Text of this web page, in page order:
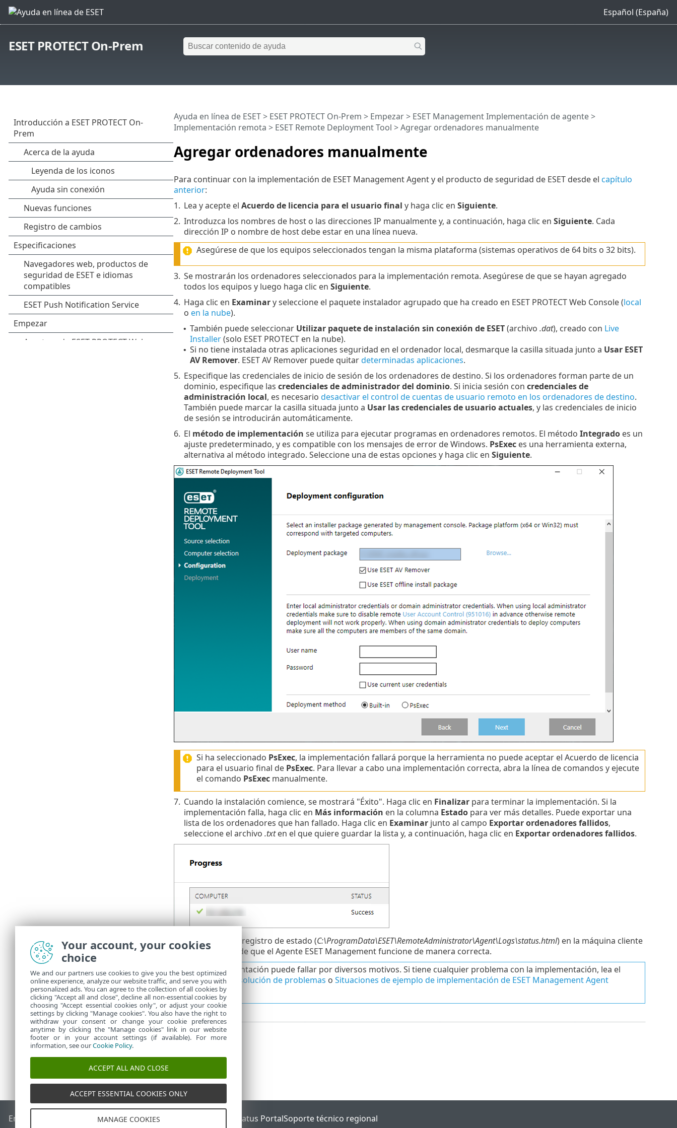
Español (España)
ESET PROTECT On-Prem
Agregar ordenadores manualmente
Ayuda en línea de ESET> ESET PROTECT On-Prem > Empezar> ESET Management Implementación de agente>
Implementación remota > ESET Remote Deployment Tool > Agregar ordenadores manualmente
Para continuar con la implementación de ESET Management Agent y el producto de seguridad de ESET desde el capítulo
anterior:
1. Lea y acepte el Acuerdo de licencia para el usuario final y haga clic en Siguiente.
2. Introduzca los nombres de host o las direcciones IP manualmente y, a continuación, haga clic en Siguiente. Cada
dirección IP o nombre de host debe estar en una línea nueva.
Asegúrese de que los equipos seleccionados tengan la misma plataforma (sistemas operativos de 64 bits o 32 bits).
3. Se mostrarán los ordenadores seleccionados para la implementación remota. Asegúrese de que se hayan agregado
todos los equipos y luego haga clic en Siguiente.
4. Haga clic en Examinary seleccione el paquete instalador agrupado que ha creado en ESET PROTECT Web Console (local
o en la nube).
• También puede seleccionar Utilizar paquete de instalación sin conexión de ESET(archivo .dat), creado con Live
Installer(solo ESET PROTECT en la nube).
• Si no tiene instalada otras aplicaciones seguridad en el ordenador local, desmarque la casilla situada junto a Usar ESET
AV Remover. ESET AV Remover puede quitardeterminadas aplicaciones.
5. Especifique las credenciales de inicio de sesión de los ordenadores de destino. Si los ordenadores forman parte de un
dominio, especifique las credenciales de administrador del dominio. Si inicia sesión con credenciales de
administración local, es necesario desactivar el control de cuentas de usuario remoto en los ordenadores de destino.
También puede marcar la casilla situada junto a Usar las credenciales de usuario actuales, y las credenciales de inicio
de sesión se introducirán automáticamente.
6. El método de implementación se utiliza para ejecutar programas en ordenadores remotos. El método Integradoes un
ajuste predeterminado, y es compatible con los mensajes de error de Windows. PsExeces una herramienta externa,
alternativa al método integrado. Seleccione una de estas opciones y haga clic en Siguiente.
Si ha seleccionado PsExec, la implementación fallará porque la herramienta no puede aceptar el Acuerdo de licencia
para el usuario final de PsExec. Para llevar a cabo una implementación correcta, abra la línea de comandos y ejecute
el comando PsExecmanualmente.
7. Cuando la instalación comience, se mostrará "Éxito". Haga clic en Finalizarpara terminar la implementación. Si la
implementación falla, haga clic en Más información en la columna Estadopara ver más detalles. Puede exportar una
lista de los ordenadores que han fallado. Haga clic en Examinarjunto al campo Exportar ordenadores fallidos,
seleccione el archivo .txten el que quiere guardar la lista y, a continuación, haga clic en Exportar ordenadores fallidos.
Puede verificar el registro de estado (C:\ProgramData\ESET\RemoteAdministrator\Agent\Logs\status.html) en la máquina cliente
para asegurarse de que el Agente ESET Management funcione de manera correcta.
La implementación puede fallar por diversos motivos. Si tiene cualquier problema con la implementación, lea el
capítulo Resolución de problemas o Situaciones de ejemplo de implementación de ESET Management Agent
verificadas
End of Life Base de conocimiento de ESET ESET Status PortalSoporte técnico regional
Your account, your cookies
choice
We and our partners use cookies to give you the best optimized
online experience, analyze our website traffic, and serve you with
personalized ads. You can agree to the collection of all cookies by
clicking "Accept all and close", decline all non-essential cookies by
choosing "Accept essential cookies only", or adjust your cookie
settings by clicking "Manage cookies". You also have the right to
withdraw your consent or change your cookie preferences
anytime by clicking the "Manage cookies" link in our website
footer or in your account settings (if available). For more
information, see ourCookie Policy.
ACCEPT ALL AND CLOSE
ACCEPT ESSENTIAL COOKIES ONLY
MANAGE COOKIES